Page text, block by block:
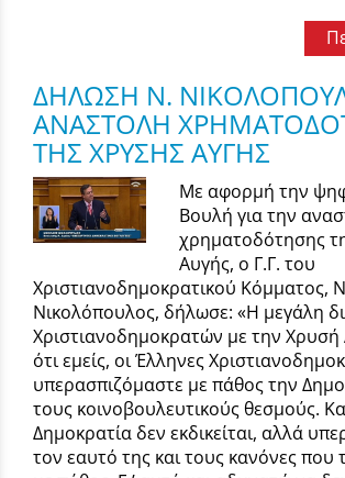
ΔΗΛΩΣΗ Ν.
ΑΝΑΣΤΟΛΗ
ΤΗΣ ΧΡΥΣΗΣ ΑΥΓΗΣ
Με αφορμή την
Βουλή για την
χρηματοδότησης
Αυγής, ο Γ.Γ. του
Χριστιανοδημοκρατικού Κόμματος,
Νικολόπουλος, δήλωσε: «Η μεγάλη
Χριστιανοδημοκρατών με την Χρυσή
ότι εμείς, οι Έλληνες
υπερασπιζόμαστε με πάθος την
τους κοινοβουλευτικούς θεσμούς.
Δημοκρατία δεν εκδικείται, αλλά
τον εαυτό της και τους κανόνες που